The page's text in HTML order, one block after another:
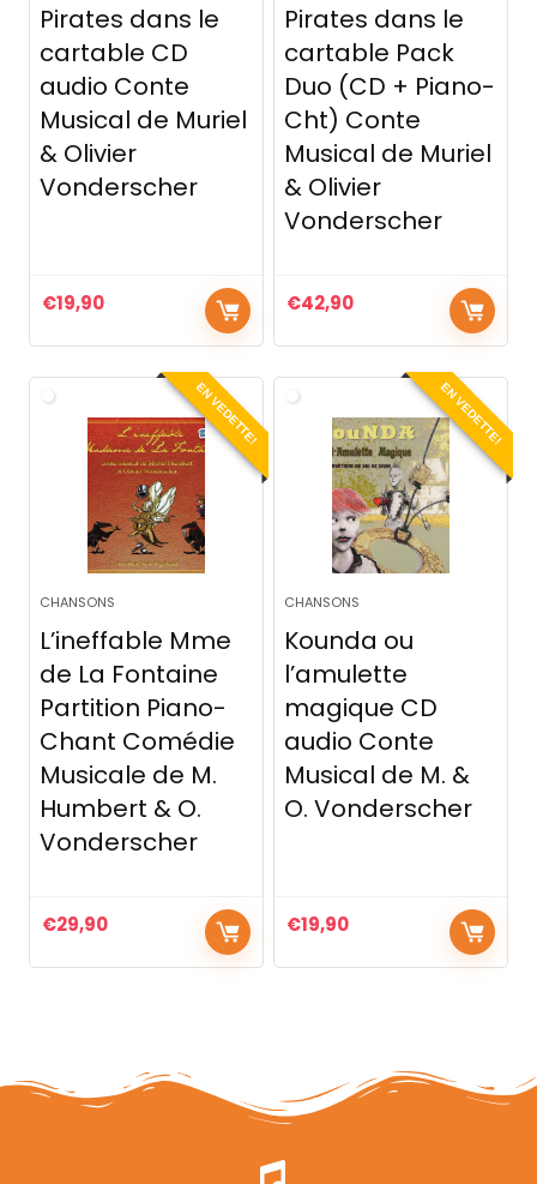
Pirates dans le
cartable CD
audio Conte
Musical de Muriel
& Olivier
Vonderscher
€19,90
Pirates dans le
cartable Pack
Duo (CD + Piano-
Cht) Conte
Musical de Muriel
& Olivier
Vonderscher
€42,90
EN VEDETTE!
CHANSONS
L’ineffable Mme
de La Fontaine
Partition Piano-
Chant Comédie
Musicale de M.
Humbert & O.
Vonderscher
€29,90
EN VEDETTE!
CHANSONS
Kounda ou
l’amulette
magique CD
audio Conte
Musical de M. &
O. Vonderscher
€19,90